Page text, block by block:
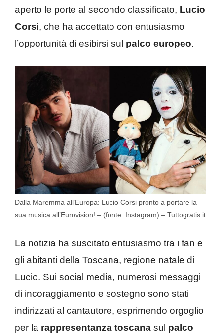
aperto le porte al secondo classificato, Lucio
Corsi, che ha accettato con entusiasmo
l’opportunità di esibirsi sul palco europeo.
Dalla Maremma all’Europa: Lucio Corsi pronto a portare la
sua musica all’Eurovision! – (fonte: Instagram) – Tuttogratis.it
La notizia ha suscitato entusiasmo tra i fan e
gli abitanti della Toscana, regione natale di
Lucio. Sui social media, numerosi messaggi
di incoraggiamento e sostegno sono stati
indirizzati al cantautore, esprimendo orgoglio
per la rappresentanza toscana sul palco